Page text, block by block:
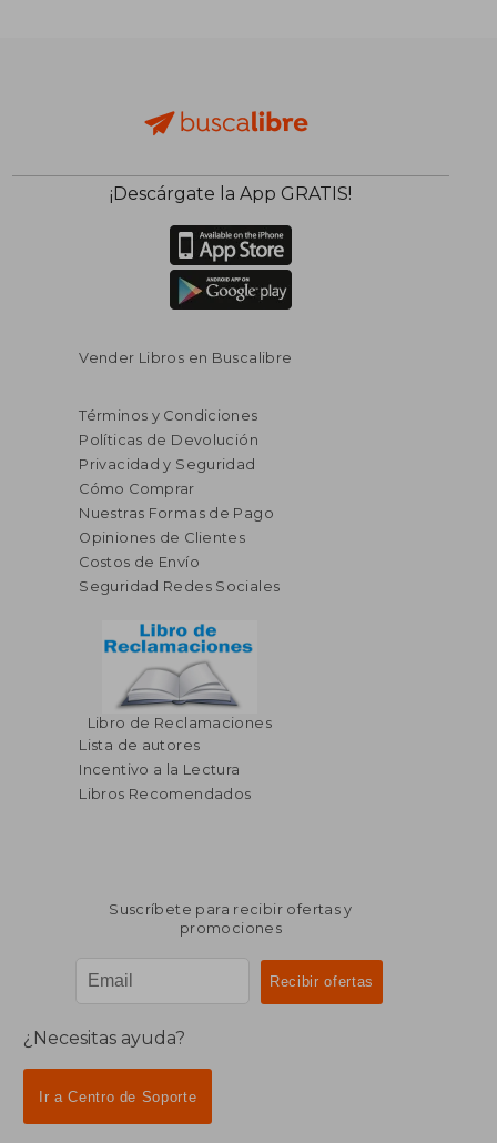
¡Descárgate la App GRATIS!
Vender Libros en Buscalibre
Términos y Condiciones
Políticas de Devolución
Privacidad y Seguridad
Cómo Comprar
Nuestras Formas de Pago
Opiniones de Clientes
Costos de Envío
Seguridad Redes Sociales
Libro de Reclamaciones
Lista de autores
Incentivo a la Lectura
Libros Recomendados
Suscríbete para recibir ofertas y
promociones
¿Necesitas ayuda?
Ir a Centro de Soporte